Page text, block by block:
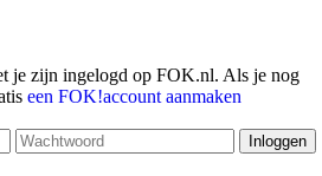
je zijn ingelogd op FOK.nl. Als je nog
een FOK!account aanmaken